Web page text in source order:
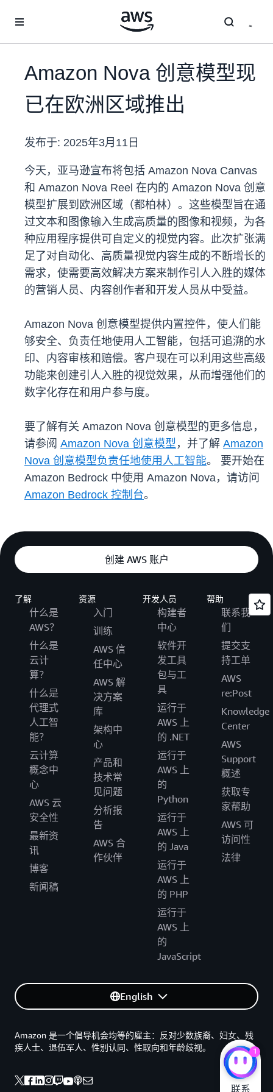
Amazon Nova 创意模型现
已在欧洲区域推出
发布于: 2025年3月11日
今天，亚马逊宣布将包括 Amazon Nova Canvas
和 Amazon Nova Reel 在内的 Amazon Nova 创意
模型扩展到欧洲区域（都柏林）。这些模型旨在通
过文本和图像输入生成高质量的图像和视频，为各
种应用程序提供可自定义的视觉内容。此次扩张满
足了对自动化、高质量视觉内容生成的不断增长的
需求，使需要高效解决方案来制作引人入胜的媒体
的营销人员、内容创作者和开发人员从中受益。
Amazon Nova 创意模型提供内置控件，使人们能
够安全、负责任地使用人工智能，包括可追溯的水
印、内容审核和赔偿。客户现在可以利用这些高级
功能来创建引人入胜的视觉效果，从而增强他们的
数字化存在和用户参与度。
要了解有关 Amazon Nova 创意模型的更多信息，
请参阅 Amazon Nova 创意模型 ，并了解 Amazon
Nova 创意模型负责任地使用人工智能。 要开始在
Amazon Bedrock 中使用 Amazon Nova，请访问
Amazon Bedrock 控制台。
创建 AWS 账户
了解
什么是
AWS？
什么是
云计
算？
什么是
代理式
人工智
能？
云计算
概念中
心
AWS 云
安全性
最新资
讯
博客
新闻稿
资源
入门
训练
AWS 信
任中心
AWS 解
决方案
库
架构中
心
产品和
技术常
见问题
分析报
告
AWS 合
作伙伴
开发人员
构建者
中心
软件开
发工具
包与工
具
运行于
AWS 上
的 .NET
运行于
AWS 上
的
Python
运行于
AWS 上
的 Java
运行于
AWS 上
的 PHP
运行于
AWS 上
的
JavaScript
帮助
联系我
们
提交支
持工单
AWS
re:Post
Knowledge
Center
AWS
Support
概述
获取专
家帮助
AWS 可
访问性
法律
English
Amazon 是一个倡导机会均等的雇主：反对少数族裔、妇女、残
疾人士、退伍军人、性别认同、性取向和年龄歧视。
1
联系